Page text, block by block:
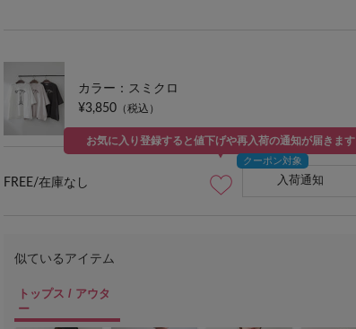
ー名：オフホワイト
カラー：スミクロ
¥3,850 （税込）
FREE/在庫なし
お気に入り登録すると値下げや再入荷の通知が届きます
入荷通知